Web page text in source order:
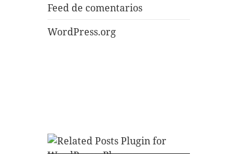
Feed de comentarios
WordPress.org